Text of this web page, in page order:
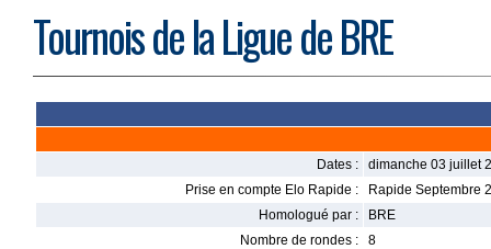
Tournois de la Ligue de BRE
Dates :
dimanche 03 juillet
Prise en compte Elo Rapide :
Rapide Septembre
Homologué par :
BRE
Nombre de rondes :
8